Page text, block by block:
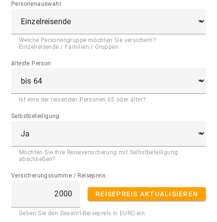
Personenauswahl
Welche Personengruppe möchten Sie versichern?
Einzelreisende / Familien / Gruppen
älteste Person
Ist eine der reisenden Personen 65 oder älter?
Selbstbeteiligung
Möchten Sie Ihre Reiseversicherung mit Selbstbeteiligung
abschließen?
Versicherungssumme / Reisepreis
REISEPREIS AKTUALISIEREN
Geben Sie den Gesamt-Reisepreis in EURO ein.